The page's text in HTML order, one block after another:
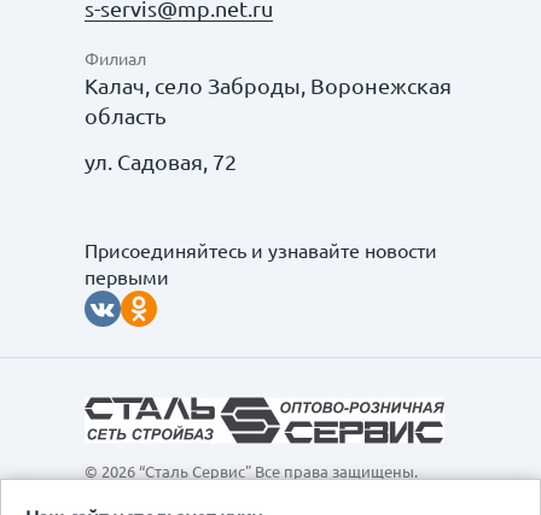
s-servis@mp.net.ru
Филиал
Калач, село Заброды, Воронежская
область
ул. Садовая, 72
Присоединяйтесь и узнавайте новости
первыми
© 2026 “Сталь Сервис" Все права защищены.